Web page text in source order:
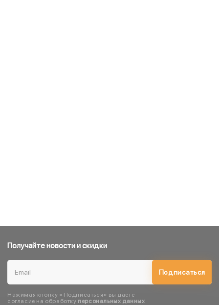
Получайте новости и скидки
Подписаться
Нажимая кнопку «Подписаться» вы даете
согласие на обработку персональных данных